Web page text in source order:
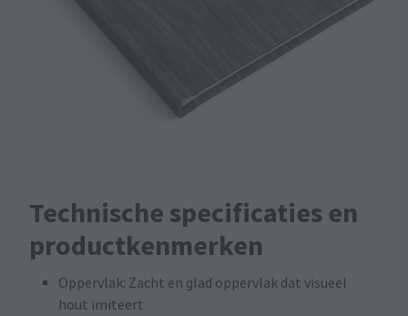
Technische specificaties en
productkenmerken
Oppervlak: Zacht en glad oppervlak dat visueel
hout imiteert